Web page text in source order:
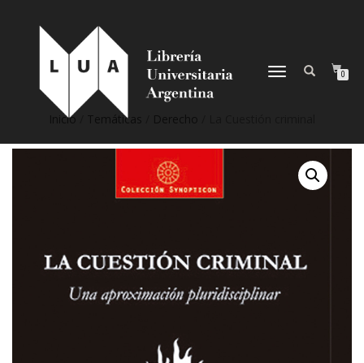
NAVEGACIÓN
0
Inicio Temáticas